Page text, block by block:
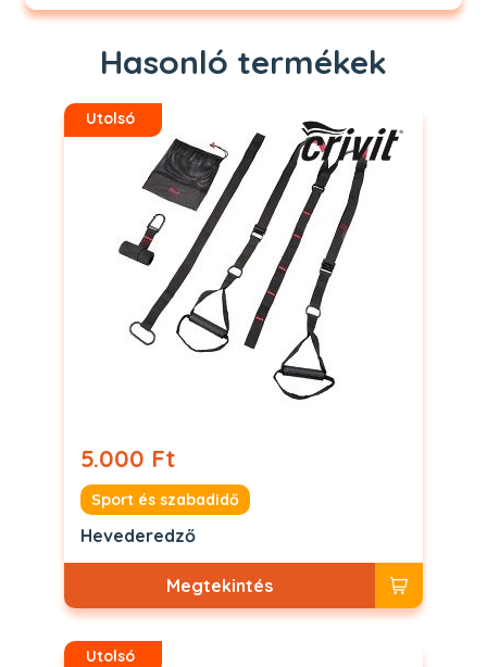
Hasonló termékek
Utolsó
5.000 Ft
Sport és szabadidő
Hevederedző
Megtekintés
Utolsó